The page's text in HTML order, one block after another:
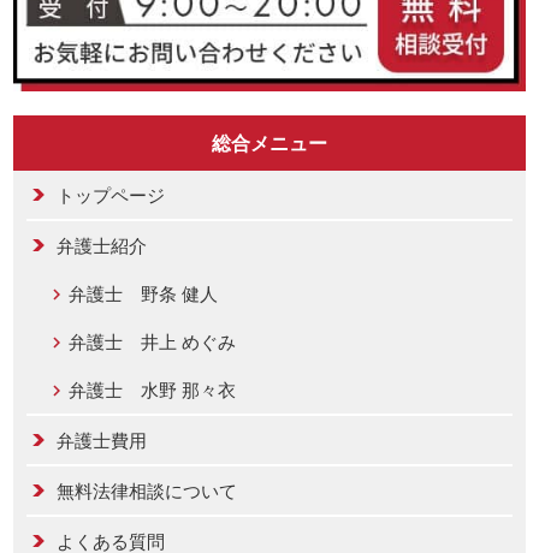
総合メニュー
トップページ
弁護士紹介
弁護士 野条 健人
弁護士 井上 めぐみ
弁護士 水野 那々衣
弁護士費用
無料法律相談について
よくある質問